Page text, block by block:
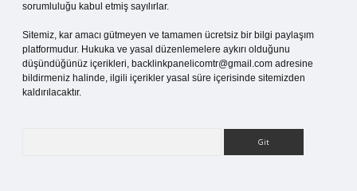
sorumluluğu kabul etmiş sayılırlar.
Sitemiz, kar amacı gütmeyen ve tamamen ücretsiz bir bilgi paylaşım
platformudur. Hukuka ve yasal düzenlemelere aykırı olduğunu
düşündüğünüz içerikleri, backlinkpanelicomtr@gmail.com adresine
bildirmeniz halinde, ilgili içerikler yasal süre içerisinde sitemizden
kaldırılacaktır.